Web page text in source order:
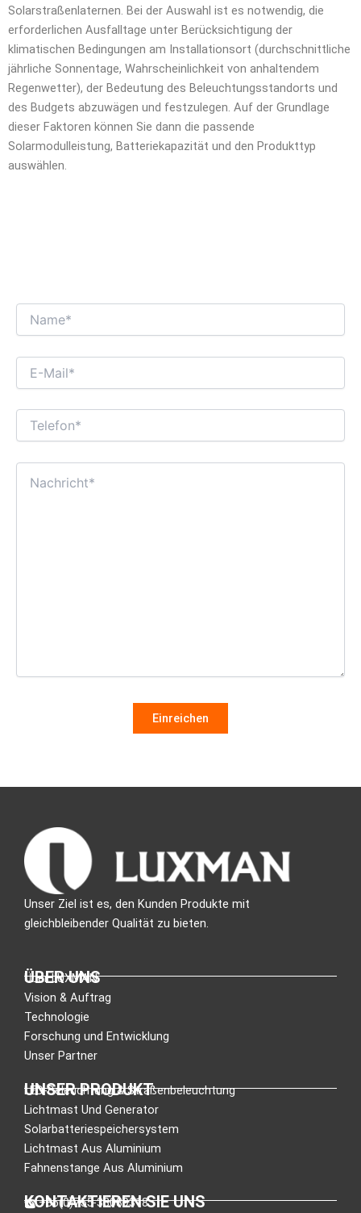
Solarstraßenlaternen. Bei der Auswahl ist es notwendig, die
erforderlichen Ausfalltage unter Berücksichtigung der
klimatischen Bedingungen am Installationsort (durchschnittliche
jährliche Sonnentage, Wahrscheinlichkeit von anhaltendem
Regenwetter), der Bedeutung des Beleuchtungsstandorts und
des Budgets abzuwägen und festzulegen. Auf der Grundlage
dieser Faktoren können Sie dann die passende
Solarmodulleistung, Batteriekapazität und den Produkttyp
auswählen.
Unser Ziel ist es, den Kunden Produkte mit
gleichbleibender Qualität zu bieten.
ÜBER UNS
Über LUXMAN
Vision & Auftrag
Technologie
Forschung und Entwicklung
Unser Partner
UNSER PRODUKT
LED-Beleuchtung & Straßenbeleuchtung
Lichtmast Und Generator
Solarbatteriespeichersystem
Lichtmast Aus Aluminium
Fahnenstange Aus Aluminium
KONTAKTIEREN SIE UNS
:+86(0)755-33089318